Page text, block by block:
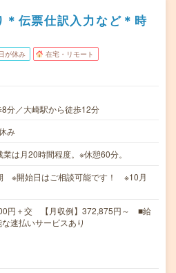
伝票仕訳入力など＊時
が休み 在宅・リモート
分／大崎駅から徒歩12分
み
は月20時間程度。※休憩60分。
※開始日はご相談可能です！ ※10月
円＋交 【月収例】372,875円～ ■給
速払いサービスあり